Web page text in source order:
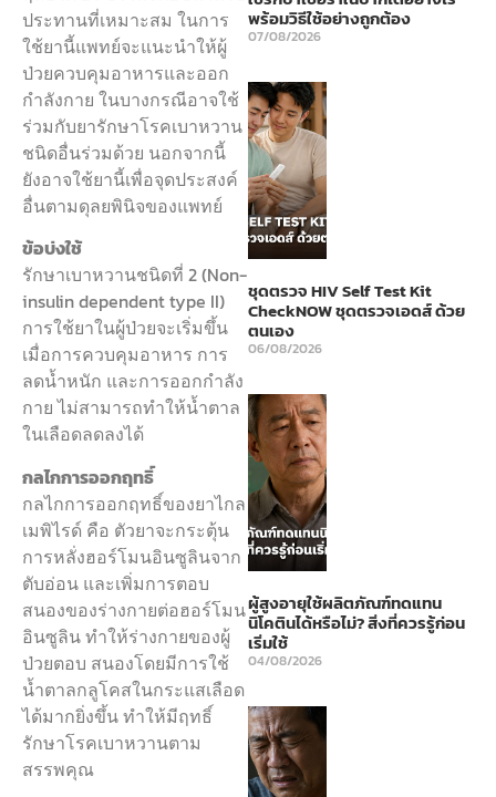
ประทานที่เหมาะสม ในการ
ใช้ยานี้แพทย์จะแนะนำให้ผู้
ป่วยควบคุมอาหารและออก
กำลังกาย ในบางกรณีอาจใช้
ร่วมกับยารักษาโรคเบาหวาน
ชนิดอื่นร่วมด้วย นอกจากนี้
ยังอาจใช้ยานี้เพื่อจุดประสงค์
อื่นตามดุลยพินิจของแพทย์
ข้อบ่งใช้
รักษาเบาหวานชนิดที่ 2 (Non-
insulin dependent type II)
การใช้ยาในผู้ป่วยจะเริ่มขึ้น
เมื่อการควบคุมอาหาร การ
ลดน้ำหนัก และการออกกำลัง
กาย ไม่สามารถทำให้น้ำตาล
ในเลือดลดลงได้
กลไกการออกฤทธิ์
กลไกการออกฤทธิ์ของยาไกล
เมพิไรด์ คือ ตัวยาจะกระตุ้น
การหลั่งฮอร์โมนอินซูลินจาก
ตับอ่อน และเพิ่มการตอบ
สนองของร่างกายต่อฮอร์โมน
อินซูลิน ทำให้ร่างกายของผู้
ป่วยตอบ สนองโดยมีการใช้
น้ำตาลกลูโคสในกระแสเลือด
ได้มากยิ่งขึ้น ทำให้มีฤทธิ์
รักษาโรคเบาหวานตาม
สรรพคุณ
พร้อมวิธีใช้อย่างถูกต้อง
07/08/2026
ชุดตรวจ HIV Self Test Kit
CheckNOW ชุดตรวจเอดส์ ด้วย
ตนเอง
06/08/2026
ผู้สูงอายุใช้ผลิตภัณฑ์ทดแทน
นิโคตินได้หรือไม่? สิ่งที่ควรรู้ก่อน
เริ่มใช้
04/08/2026